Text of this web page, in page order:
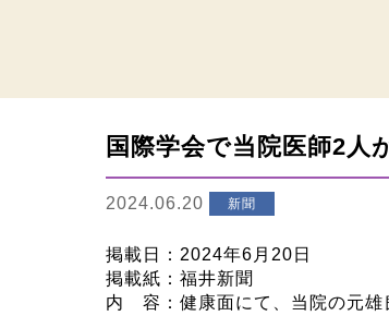
国際学会で当院医師2人
2024.06.20 新聞
掲載日：2024年6月20日
掲載紙：福井新聞
内 容：健康面にて、当院の元雄